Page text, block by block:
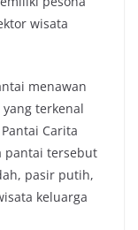
wisata
menawan
terkenal
Carita
pantai tersebut
pasir putih,
keluarga